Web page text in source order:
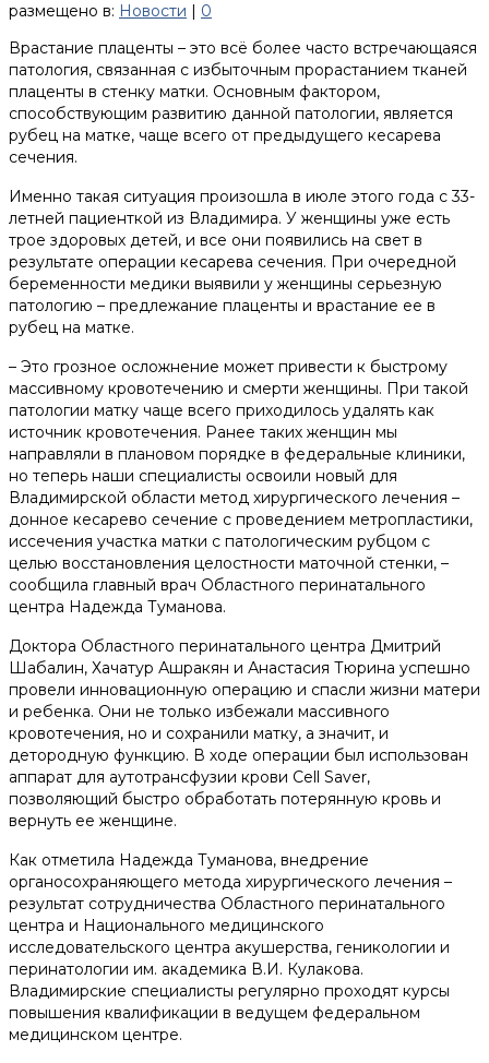
размещено в: Новости | 0
Врастание плаценты – это всё более часто встречающаяся
патология, связанная с избыточным прорастанием тканей
плаценты в стенку матки. Основным фактором,
способствующим развитию данной патологии, является
рубец на матке, чаще всего от предыдущего кесарева
сечения.
Именно такая ситуация произошла в июле этого года с 33-
летней пациенткой из Владимира. У женщины уже есть
трое здоровых детей, и все они появились на свет в
результате операции кесарева сечения. При очередной
беременности медики выявили у женщины серьезную
патологию – предлежание плаценты и врастание ее в
рубец на матке.
– Это грозное осложнение может привести к быстрому
массивному кровотечению и смерти женщины. При такой
патологии матку чаще всего приходилось удалять как
источник кровотечения. Ранее таких женщин мы
направляли в плановом порядке в федеральные клиники,
но теперь наши специалисты освоили новый для
Владимирской области метод хирургического лечения –
донное кесарево сечение с проведением метропластики,
иссечения участка матки с патологическим рубцом с
целью восстановления целостности маточной стенки, –
сообщила главный врач Областного перинатального
центра Надежда Туманова.
Доктора Областного перинатального центра Дмитрий
Шабалин, Хачатур Ашракян и Анастасия Тюрина успешно
провели инновационную операцию и спасли жизни матери
и ребенка. Они не только избежали массивного
кровотечения, но и сохранили матку, а значит, и
детородную функцию. В ходе операции был использован
аппарат для аутотрансфузии крови Cell Saver,
позволяющий быстро обработать потерянную кровь и
вернуть ее женщине.
Как отметила Надежда Туманова, внедрение
органосохраняющего метода хирургического лечения –
результат сотрудничества Областного перинатального
центра и Национального медицинского
исследовательского центра акушерства, геникологии и
перинатологии им. академика В.И. Кулакова.
Владимирские специалисты регулярно проходят курсы
повышения квалификации в ведущем федеральном
медицинском центре.